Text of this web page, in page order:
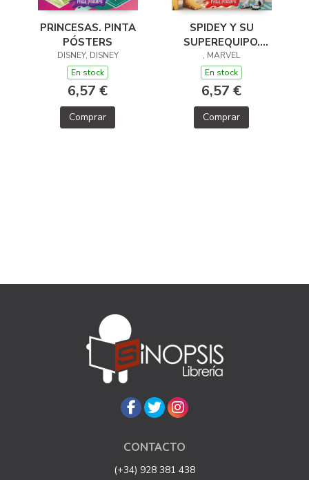
PRINCESAS. PINTA
PÓSTERS
DISNEY, DISNEY
En stock
6,57 €
Comprar
SPIDEY Y SU
SUPEREQUIPO.
PINTA PÓSTERS
, MARVEL
En stock
6,57 €
Comprar
CONTACTO
(+34) 928 381 438